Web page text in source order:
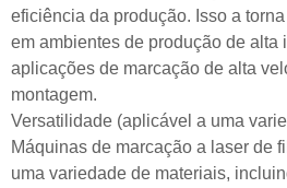
eficiência da produção. Isso a
em ambientes de produção de alta
aplicações de marcação de alta
montagem.
Versatilidade (aplicável a uma
Máquinas de marcação a laser de
uma variedade de materiais,